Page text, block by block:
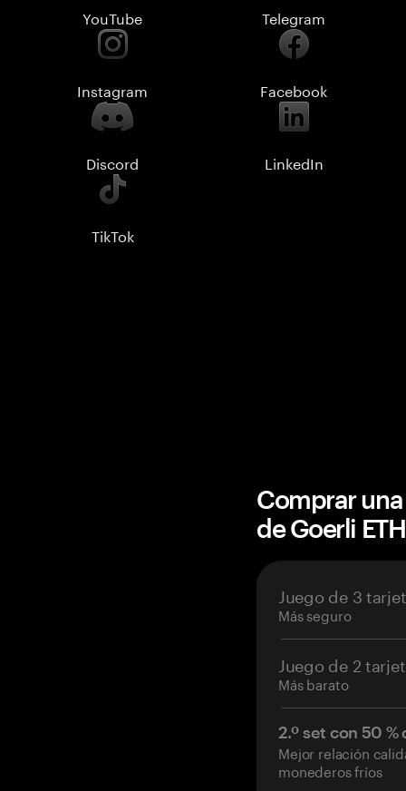
YouTube Telegram
Instagram Facebook
Discord LinkedIn
TikTok
Comprar
de Goerli
Juego de 3
Más seguro
Juego de 2
Más barato
2.º set con 50
Mejor relación
monederos fríos